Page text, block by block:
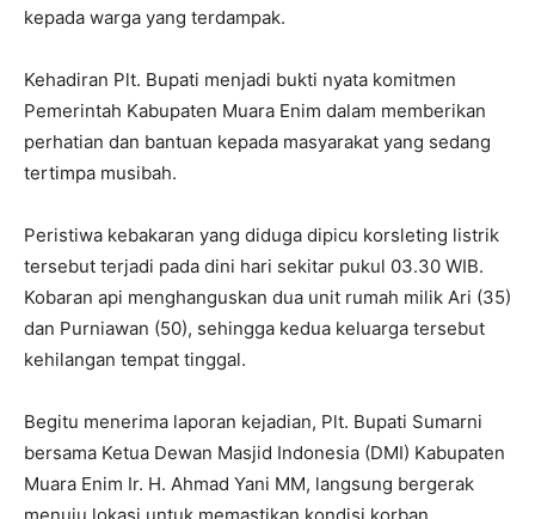
kepada warga yang terdampak.
Kehadiran Plt. Bupati menjadi bukti nyata komitmen
Pemerintah Kabupaten Muara Enim dalam memberikan
perhatian dan bantuan kepada masyarakat yang sedang
tertimpa musibah.
Peristiwa kebakaran yang diduga dipicu korsleting listrik
tersebut terjadi pada dini hari sekitar pukul 03.30 WIB.
Kobaran api menghanguskan dua unit rumah milik Ari (35)
dan Purniawan (50), sehingga kedua keluarga tersebut
kehilangan tempat tinggal.
Begitu menerima laporan kejadian, Plt. Bupati Sumarni
bersama Ketua Dewan Masjid Indonesia (DMI) Kabupaten
Muara Enim Ir. H. Ahmad Yani MM, langsung bergerak